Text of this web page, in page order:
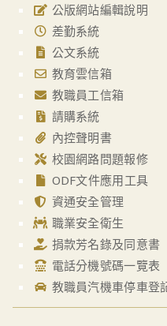
公版網站編輯說明
差勤系統
公文系統
教育雲信箱
教職員工信箱
請購系統
內控聲明書
校園網路問題報修
ODF文件應用工具
資通安全管理
職業安全衛生
捐款芳名錄及同意書
電話分機號碼一覽表
教職員汽機車停車登